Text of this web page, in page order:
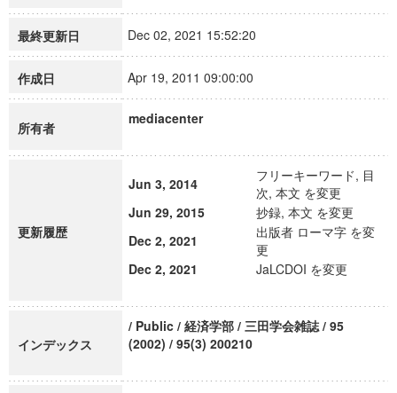
最終更新日 Dec 02, 2021 15:52:20
作成日 Apr 19, 2011 09:00:00
所有者
mediacenter
更新履歴
Jun 3, 2014
フリーキーワード, 目
次, 本文 を変更
Jun 29, 2015
抄録, 本文 を変更
Dec 2, 2021
出版者 ローマ字 を変
更
Dec 2, 2021
JaLCDOI を変更
インデックス
/ Public / 経済学部 / 三田学会雑誌 / 95
(2002) / 95(3) 200210